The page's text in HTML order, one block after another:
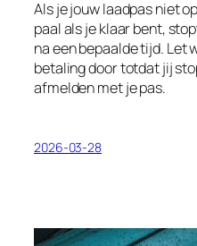
Als je jouw laadpas niet
paal als je klaar bent,
na een bepaalde tijd. Let
betaling door totdat jij
afmelden met je pas.
2026-03-28